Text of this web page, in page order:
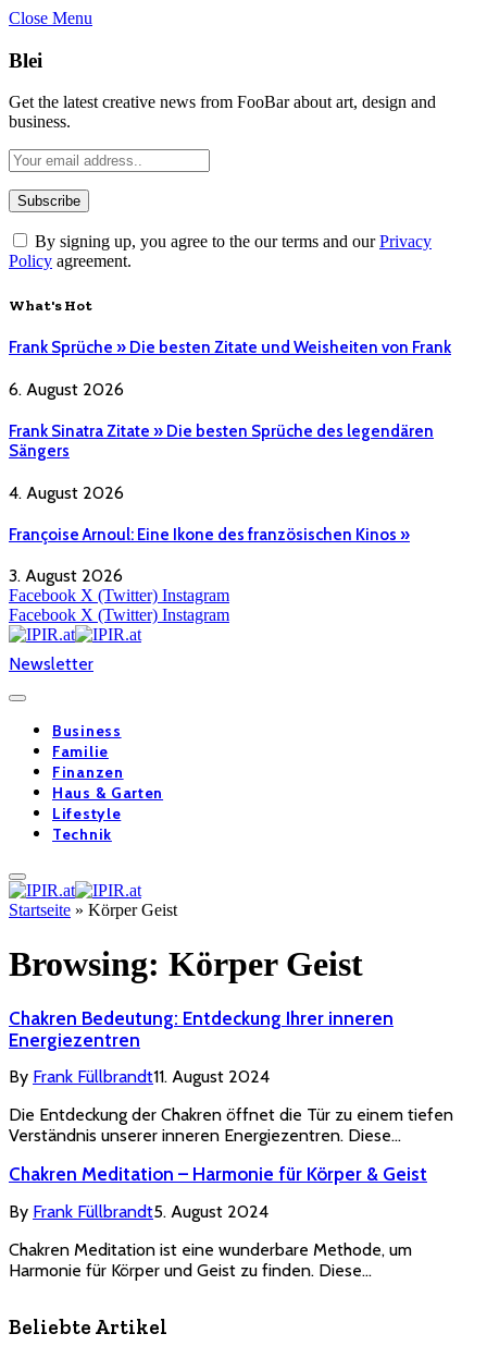
Close Menu
Blei
Get the latest creative news from FooBar about art, design and
business.
By signing up, you agree to the our terms and ourPrivacy
Policy agreement.
What's Hot
Frank Sprüche » Die besten Zitate und Weisheiten von Frank
6. August 2026
Frank Sinatra Zitate » Die besten Sprüche des legendären
Sängers
4. August 2026
Françoise Arnoul: Eine Ikone des französischen Kinos »
3. August 2026
Facebook X (Twitter) Instagram
Facebook X (Twitter) Instagram
Newsletter
Business
Familie
Finanzen
Haus & Garten
Lifestyle
Technik
Startseite » Körper Geist
Browsing: Körper Geist
Chakren Bedeutung: Entdeckung Ihrer inneren
Energiezentren
By Frank Füllbrandt11. August 2024
Die Entdeckung der Chakren öffnet die Tür zu einem tiefen
Verständnis unserer inneren Energiezentren. Diese…
Chakren Meditation – Harmonie für Körper & Geist
By Frank Füllbrandt5. August 2024
Chakren Meditation ist eine wunderbare Methode, um
Harmonie für Körper und Geist zu finden. Diese…
Beliebte Artikel